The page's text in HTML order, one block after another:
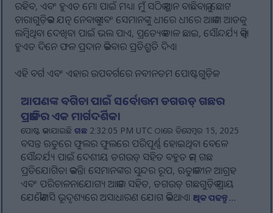
ରହିବ, ଏବଂ ହୁଏତ ମୋ ପାଇଁ ମଧ୍ୟ। ମୁଁ ସଠିକ୍ ସ୍ଥାନ ବାଛିବାକୁ, ଛୋଟ
ଚାରାଗୁଡ଼ିକର ଯତ୍ନ ନେବାକୁ ଏବଂ ସେମାନଙ୍କୁ ଧୀରେ ଧୀରେ ଆକାଶ ଆଡକୁ
ଲମ୍ବିଥିବା ଦେଖିବା ପାଇଁ ଭଲ ପାଏ, ପ୍ରତ୍ୟେକ ଡାଳ ଛାଇ, ସୌନ୍ଦର୍ଯ୍ୟ କିମ୍ବା
ହୁଏତ ଦିନେ ଫଳ ପ୍ରଦାନ କରିବାର ପ୍ରତିଶ୍ରୁତି ଦିଏ।
ଏହି ବର୍ଗ ଏବଂ ଏହାର ଉପବର୍ଗରେ ନବୀନତମ ପୋଷ୍ଟଗୁଡ଼ିକ:
ଆପଣଙ୍କ ବଗିଚା ପାଇଁ ସର୍ବୋତ୍ତମ ଡଗଉଡ୍ ଗଛର
ପ୍ରଜାତିର ଏକ ମାର୍ଗଦର୍ଶିକା
ପୋଷ୍ଟ କରାଯାଇଛିଗଛ 2:32:05 PM UTC ଠାରେ ଡିସେମ୍ବର 15, 2025
ବସନ୍ତ ଋତୁରେ ଫୁଲର ଫୁଲରେ ପରିପୂର୍ଣ୍ଣ ହୋଇଥିବା ବେଳେ
ସୌନ୍ଦର୍ଯ୍ୟ ପାଇଁ ଦେଶୀୟ ଡଗଉଡ୍ ସହିତ ବହୁତ କମ୍ ଗଛ
ପ୍ରତିଯୋଗିତା କରନ୍ତି। ସେମାନଙ୍କର ସୁନ୍ଦର ରୂପ, ଋତୁକାଳୀନ ଆଗ୍ରହ
ଏବଂ ପରିଚାଳନାଯୋଗ୍ୟ ଆକାର ସହିତ, ଡଗଉଡ୍ ଗଛଗୁଡ଼ିକ ପ୍ରାୟ
ଯେକୌଣସି ଭୂଦୃଶ୍ୟରେ ଅସାଧାରଣ ଯୋଗ କରିଥାଏ।ଅଧିକ ପଢନ୍ତୁ...